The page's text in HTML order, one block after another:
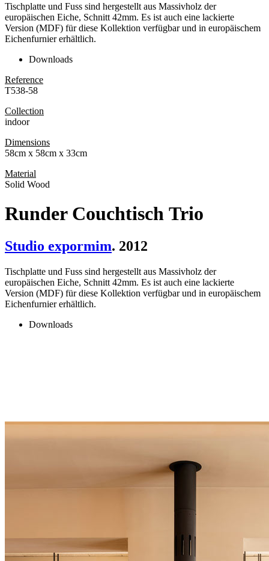
Tischplatte und Fuss sind hergestellt aus Massivholz der
europäischen Eiche, Schnitt 42mm. Es ist auch eine lackierte
Version (MDF) für diese Kollektion verfügbar und in europäischem
Eichenfurnier erhältlich.
Downloads
Reference
T538-58
Collection
indoor
Dimensions
58cm x 58cm x 33cm
Material
Solid Wood
Runder Couchtisch Trio
Studio expormim. 2012
Tischplatte und Fuss sind hergestellt aus Massivholz der
europäischen Eiche, Schnitt 42mm. Es ist auch eine lackierte
Version (MDF) für diese Kollektion verfügbar und in europäischem
Eichenfurnier erhältlich.
Downloads